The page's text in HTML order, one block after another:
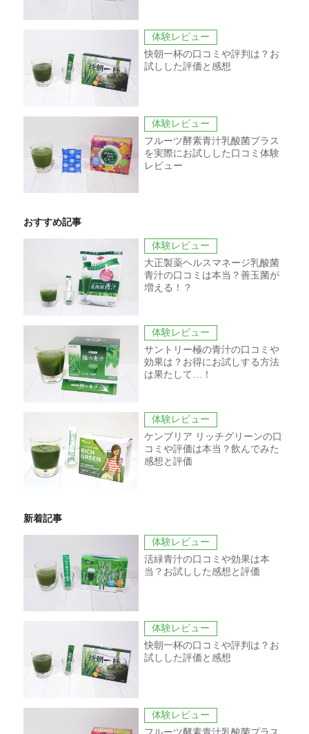
体験レビュー
快朝一杯の口コミや評判は？お
試しした評価と感想
体験レビュー
フルーツ酵素青汁乳酸菌プラス
を実際にお試しした口コミ体験
レビュー
おすすめ記事
体験レビュー
大正製薬ヘルスマネージ乳酸菌
青汁の口コミは本当？善玉菌が
増える！？
体験レビュー
サントリー極の青汁の口コミや
効果は？お得にお試しする方法
は果たして…！
体験レビュー
ケンブリア リッチグリーンの口
コミや評価は本当？飲んでみた
感想と評価
新着記事
体験レビュー
活緑青汁の口コミや効果は本
当？お試しした感想と評価
体験レビュー
快朝一杯の口コミや評判は？お
試しした評価と感想
体験レビュー